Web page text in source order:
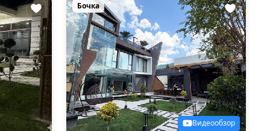
Видеообзор
Бочка